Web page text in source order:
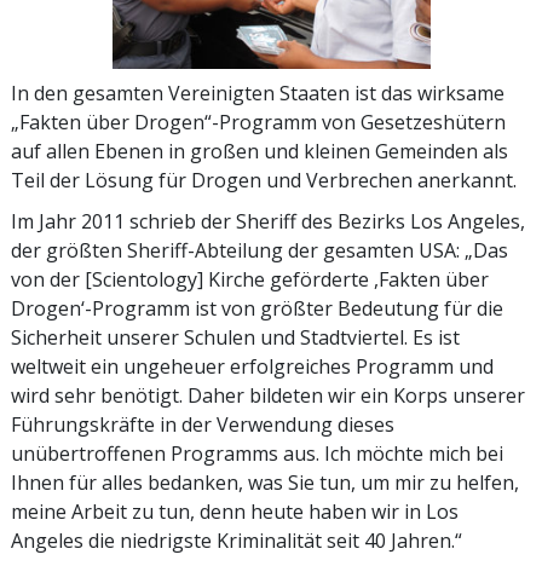
In den gesamten Vereinigten Staaten ist das wirksame
„Fakten über Drogen“-Programm von Gesetzeshütern
auf allen Ebenen in großen und kleinen Gemeinden als
Teil der Lösung für Drogen und Verbrechen anerkannt.
Im Jahr 2011 schrieb der Sheriff des Bezirks Los Angeles,
der größten Sheriff-Abteilung der gesamten USA: „Das
von der [Scientology] Kirche geförderte ,Fakten über
Drogen‘-Programm ist von größter Bedeutung für die
Sicherheit unserer Schulen und Stadtviertel. Es ist
weltweit ein ungeheuer erfolgreiches Programm und
wird sehr benötigt. Daher bildeten wir ein Korps unserer
Führungskräfte in der Verwendung dieses
unübertroffenen Programms aus. Ich möchte mich bei
Ihnen für alles bedanken, was Sie tun, um mir zu helfen,
meine Arbeit zu tun, denn heute haben wir in Los
Angeles die niedrigste Kriminalität seit 40 Jahren.“